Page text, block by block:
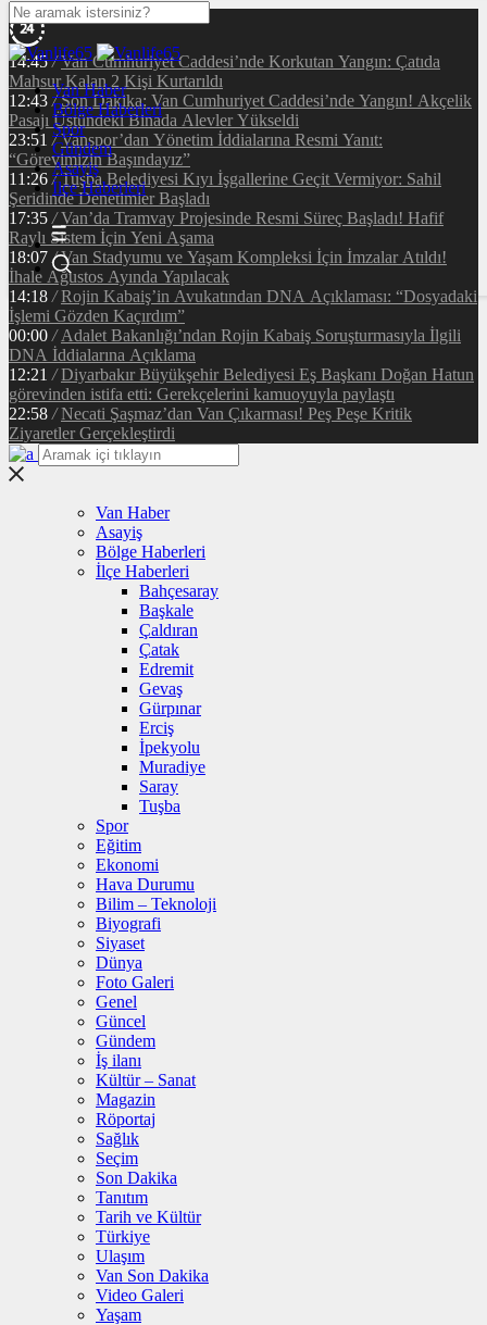
Van Haber
Bölge Haberleri
Spor
Gündem
Asayiş
İlçe Haberleri
14:45 / Van Cumhuriyet Caddesi’nde Korkutan Yangın: Çatıda
Mahsur Kalan 2 Kişi Kurtarıldı
12:43 / Son Dakika: Van Cumhuriyet Caddesi’nde Yangın! Akçelik
Pasajı Üstündeki Binada Alevler Yükseldi
23:51 / Vanspor’dan Yönetim İddialarına Resmi Yanıt:
“Görevimizin Başındayız”
11:26 / Tuşba Belediyesi Kıyı İşgallerine Geçit Vermiyor: Sahil
Şeridinde Denetimler Başladı
17:35 / Van’da Tramvay Projesinde Resmi Süreç Başladı! Hafif
Raylı Sistem İçin Yeni Aşama
18:07 / Van Stadyumu ve Yaşam Kompleksi İçin İmzalar Atıldı!
İhale Ağustos Ayında Yapılacak
14:18 / Rojin Kabaiş’in Avukatından DNA Açıklaması: “Dosyadaki
İşlemi Gözden Kaçırdım”
00:00 / Adalet Bakanlığı’ndan Rojin Kabaiş Soruşturmasıyla İlgili
DNA İddialarına Açıklama
12:21 / Diyarbakır Büyükşehir Belediyesi Eş Başkanı Doğan Hatun
görevinden istifa etti: Gerekçelerini kamuoyuyla paylaştı
22:58 / Necati Şaşmaz’dan Van Çıkarması! Peş Peşe Kritik
Ziyaretler Gerçekleştirdi
Van Haber
Asayiş
Bölge Haberleri
İlçe Haberleri
Bahçesaray
Başkale
Çaldıran
Çatak
Edremit
Gevaş
Gürpınar
Erciş
İpekyolu
Muradiye
Saray
Tuşba
Spor
Eğitim
Ekonomi
Hava Durumu
Bilim – Teknoloji
Biyografi
Siyaset
Dünya
Foto Galeri
Genel
Güncel
Gündem
İş ilanı
Kültür – Sanat
Magazin
Röportaj
Sağlık
Seçim
Son Dakika
Tanıtım
Tarih ve Kültür
Türkiye
Ulaşım
Van Son Dakika
Video Galeri
Yaşam